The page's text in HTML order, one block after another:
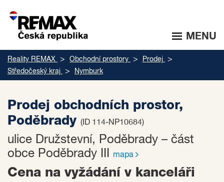
MENU
Reality REMAX Obchodní prostory
Prodej
Středočeský kraj
Nymburk
Prodej obchodních prostor,
Poděbrady (ID 114-NP10684)
ulice Družstevní, Poděbrady – část
obce Poděbrady III
mapa
Cena na vyžádání v kanceláři